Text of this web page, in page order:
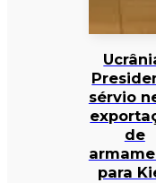
sérvio
de
para